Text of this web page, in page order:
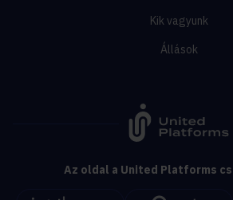
Kik vagyunk
Állások
Az oldal a United Platforms